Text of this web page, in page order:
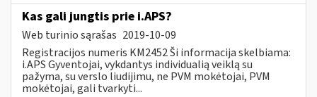
Kas gali jungtis prie i.APS?
Web turinio sąrašas 2019-10-09
Registracijos numeris KM2452 Ši informacija skelbiama:
i.APS Gyventojai, vykdantys individualią veiklą su
pažyma, su verslo liudijimu, ne PVM mokėtojai, PVM
mokėtojai, gali tvarkyti...